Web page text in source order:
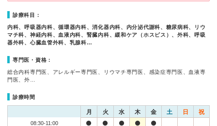
診療科目：
内科、呼吸器内科、循環器内科、消化器内科、内分泌代謝科、糖尿病科、リウ
マチ科、神経内科、血液内科、腎臓内科、緩和ケア（ホスピス）、外科、呼吸
器外科、心臓血管外科、乳腺科…
専門医・資格：
総合内科専門医、アレルギー専門医、リウマチ専門医、感染症専門医、血液専
門医、外…
診療時間
月 火 水 木 金 土 日 祝
08:30-11:00